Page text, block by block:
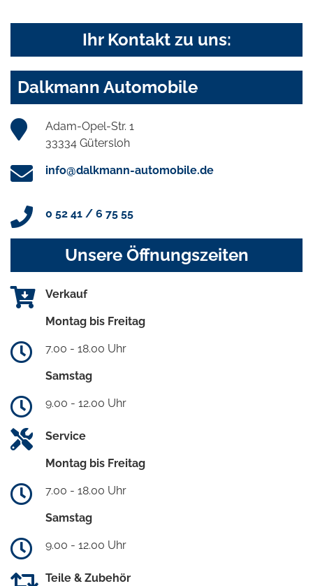
Ihr Kontakt zu uns:
Dalkmann Automobile
Adam-Opel-Str. 1
33334 Gütersloh
info@dalkmann-automobile.de
0 52 41 / 6 75 55
Unsere Öffnungszeiten
Verkauf
Montag bis Freitag
7.00 - 18.00 Uhr
Samstag
9.00 - 12.00 Uhr
Service
Montag bis Freitag
7.00 - 18.00 Uhr
Samstag
9.00 - 12.00 Uhr
Teile & Zubehör